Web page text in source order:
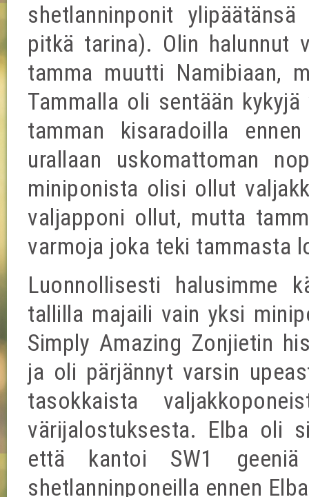
shetlanninponit
pitkä tarina). Olin halunnut
tamma muutti Namibiaan,
Tammalla oli sentään
tamman kisaradoilla
urallaan uskomattoman
miniponista olisi ollut
valjapponi ollut, mutta
varmoja joka teki tammasta
Luonnollisesti halusimme
tallilla majaili vain yksi
Simply Amazing Zonjietin
ja oli pärjännyt varsin
tasokkaista
värijalostuksesta. Elba oli
että kantoi SW1
shetlanninponeilla ennen